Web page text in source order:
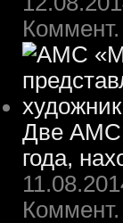
Коммент.
Две АМС,
года,
Коммент.